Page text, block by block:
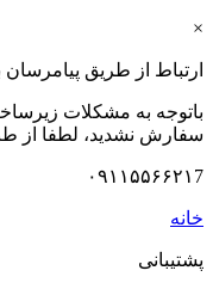
×
ارتباط از طریق پیامرسان
باتوجه به مشکلات
سفارش نشدید، لطفا از
۰۹۱۱۵۵۶۶۲۱7
خانه
پشتیبانی